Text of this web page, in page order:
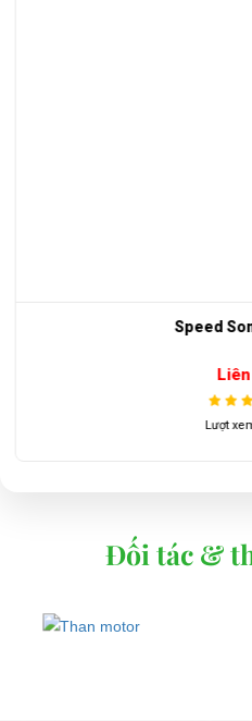
Speed
Liên
Lượt
Đối tác &